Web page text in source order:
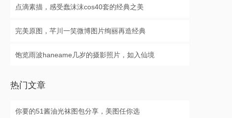
点滴素描，感受蠢沫沫cos40套的经典之美
完美原图，芊川一笑微博图片绚丽再造经典
饱览雨波haneame几岁的摄影照片，如入仙境
热门文章
你要的51酱油光袜图包分享，美图任你选